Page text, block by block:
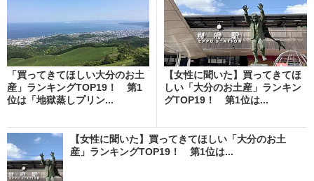
「買ってきてほしい大分のお土
産」ランキングTOP19！ 第1
位は「地獄蒸しプリン...
【女性に聞いた】買ってきてほ
しい「大分のお土産」ランキン
グTOP19！ 第1位は...
【女性に聞いた】買ってきてほしい「大分のお土
産」ランキングTOP19！ 第1位は...